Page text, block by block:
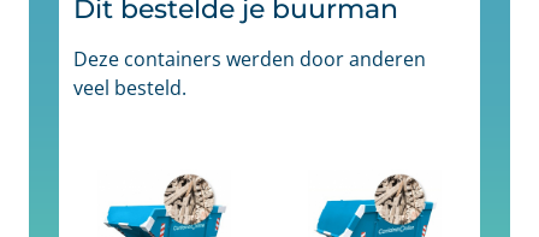
Dit bestelde je buurman
Deze containers werden door anderen
veel besteld.